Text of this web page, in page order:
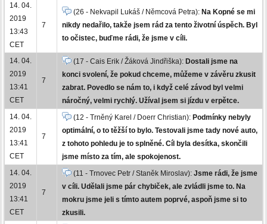
14. 04.
2019
13:43
CET
7
(26 - Nekvapil Lukáš / Němcová Petra): Na Kopné se mi
nikdy nedařilo, takže jsem rád za tento životní úspěch. Byl
to očistec, buďme rádi, že jsme v cíli.
14. 04.
2019
13:41
CET
7
(17 - Cais Erik / Žáková Jindřiška): Dostali jsme na
konci svolení, že pokud chceme, můžeme v závěru zkusit
zabrat. Povedlo se nám to, i když celé závod byl velmi
náročný, velmi rychlý. Užíval jsem si jízdu v erpětce.
14. 04.
2019
13:41
CET
7
(12 - Trněný Karel / Doerr Christian): Podmínky nebyly
optimální, o to těžší to bylo. Testovali jsme tady nové auto,
z tohoto pohledu je to splněné. Cíl byla desítka, skončili
jsme místo za tím, ale spokojenost.
14. 04.
2019
13:41
CET
7
(11 - Trnovec Petr / Staněk Miroslav): Jsme rádi, že jsme
v cíli. Udělali jsme pár chybiček, ale zvládli jsme to. Na
mokru jsme jeli s tímto autem poprvé, aspoň jsme si to
zkusili.